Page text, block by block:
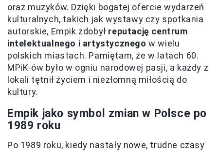
oraz muzyków. Dzięki bogatej ofercie wydarzeń
kulturalnych, takich jak wystawy czy spotkania
autorskie, Empik zdobył reputację centrum
intelektualnego i artystycznego w wielu
polskich miastach. Pamiętam, że w latach 60.
MPiK-ów było w ogniu narodowej pasji, a każdy z
lokali tętnił życiem i niezłomną miłością do
kultury.
Empik jako symbol zmian w Polsce po
1989 roku
Po 1989 roku, kiedy nastały nowe, trudne czasy